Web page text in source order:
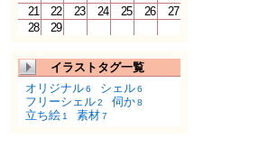
21
22 23 24 25 26
27
28
29
イラストタグ一覧
オリジナル6 シェル6
フリーシェル2 伺か8
立ち絵 1 素材7